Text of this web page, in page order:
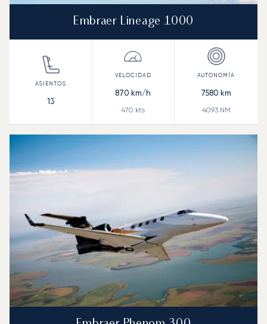
Embraer Lineage 1000
13
870 km/h
470 kts
7580 km
4093NM